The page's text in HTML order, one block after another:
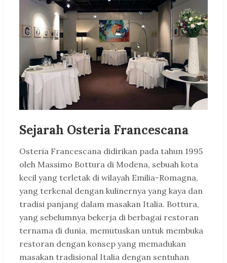
Sejarah Osteria Francescana
Osteria Francescana didirikan pada tahun 1995
oleh Massimo Bottura di Modena, sebuah kota
kecil yang terletak di wilayah Emilia-Romagna,
yang terkenal dengan kulinernya yang kaya dan
tradisi panjang dalam masakan Italia. Bottura,
yang sebelumnya bekerja di berbagai restoran
ternama di dunia, memutuskan untuk membuka
restoran dengan konsep yang memadukan
masakan tradisional Italia dengan sentuhan